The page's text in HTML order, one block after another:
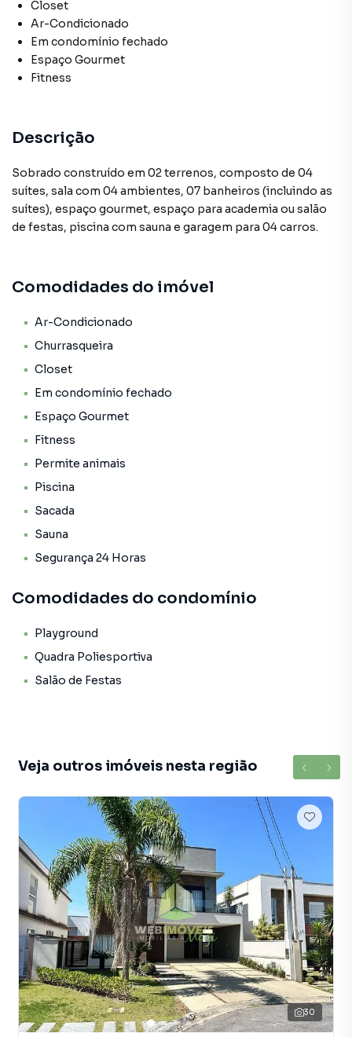
Closet
Ar-Condicionado
Em condomínio fechado
Espaço Gourmet
Fitness
Descrição
Sobrado construído em 02 terrenos, composto de 04
suítes, sala com 04 ambientes, 07 banheiros (incluindo as
suítes), espaço gourmet, espaço para academia ou salão
de festas, piscina com sauna e garagem para 04 carros.
Comodidades do imóvel
Ar-Condicionado
Churrasqueira
Closet
Em condomínio fechado
Espaço Gourmet
Fitness
Permite animais
Piscina
Sacada
Sauna
Segurança 24 Horas
Comodidades do condomínio
Playground
Quadra Poliesportiva
Salão de Festas
Veja outros imóveis nesta região
30